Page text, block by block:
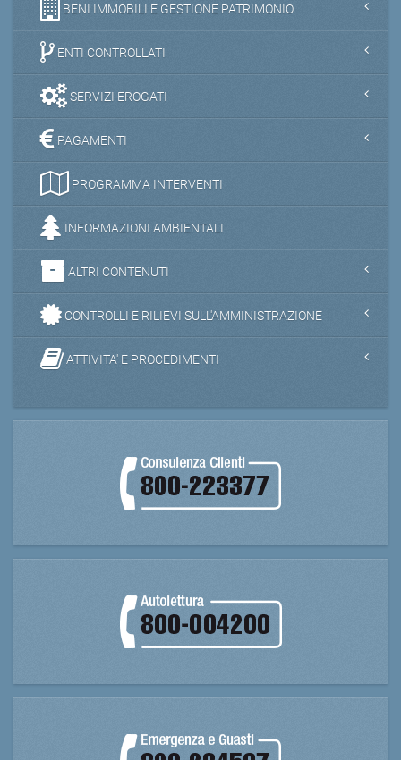
BENI IMMOBILI E GESTIONE PATRIMONIO
ENTI CONTROLLATI
SERVIZI EROGATI
PAGAMENTI
PROGRAMMA INTERVENTI
INFORMAZIONI AMBIENTALI
ALTRI CONTENUTI
CONTROLLI E RILIEVI SULL'AMMINISTRAZIONE
ATTIVITA' E PROCEDIMENTI